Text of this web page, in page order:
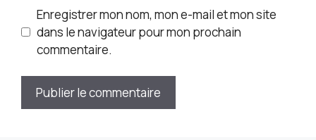
Enregistrer mon nom, mon e-mail et mon site
dans le navigateur pour mon prochain
commentaire.